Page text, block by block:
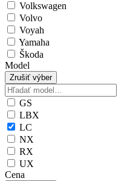
Volkswagen
Volvo
Voyah
Yamaha
Škoda
Model
Zrušiť výber
GS
LBX
LC
NX
RX
UX
Cena